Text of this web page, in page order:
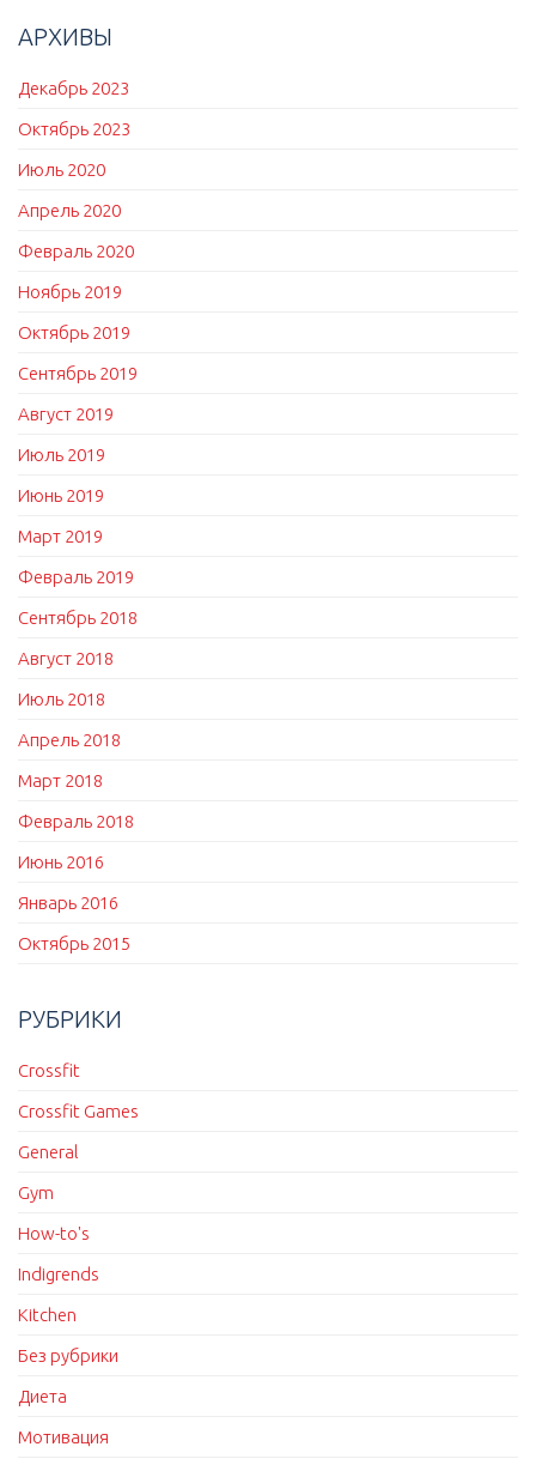
АРХИВЫ
Декабрь 2023
Октябрь 2023
Июль 2020
Апрель 2020
Февраль 2020
Ноябрь 2019
Октябрь 2019
Сентябрь 2019
Август 2019
Июль 2019
Июнь 2019
Март 2019
Февраль 2019
Сентябрь 2018
Август 2018
Июль 2018
Апрель 2018
Март 2018
Февраль 2018
Июнь 2016
Январь 2016
Октябрь 2015
РУБРИКИ
Crossfit
Crossfit Games
General
Gym
How-to's
Indigrends
Kitchen
Без рубрики
Диета
Мотивация